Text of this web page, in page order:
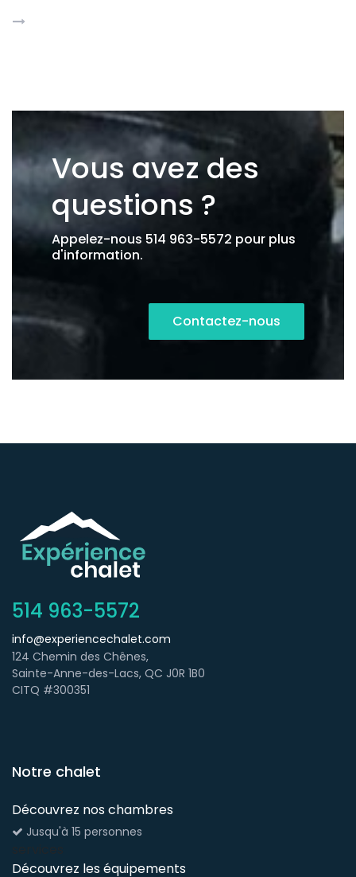
Vous avez des
questions ?
Appelez-nous 514 963-5572 pour plus
d'information.
Contactez-nous
514 963-5572
info@experiencechalet.com
124 Chemin des Chênes,
Sainte-Anne-des-Lacs, QC J0R 1B0
CITQ #300351
Notre chalet
Découvrez nos chambres
Jusqu'à 15 personnes
Découvrez les équipements